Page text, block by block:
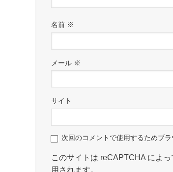
名前 ※
メール ※
サイト
次回のコメントで使用するためブ
このサイトは reCAPTCHA によ
用されます。